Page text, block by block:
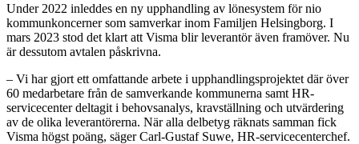
Under 2022 inleddes en ny upphandling av lönesystem för nio
kommunkoncerner som samverkar inom Familjen Helsingborg. I
mars 2023 stod det klart att Visma blir leverantör även framöver. Nu
är dessutom avtalen påskrivna.
– Vi har gjort ett omfattande arbete i upphandlingsprojektet där över
60 medarbetare från de samverkande kommunerna samt HR-
servicecenter deltagit i behovsanalys, kravställning och utvärdering
av de olika leverantörerna. När alla delbetyg räknats samman fick
Visma högst poäng, säger Carl-Gustaf Suwe, HR-servicecenterchef.